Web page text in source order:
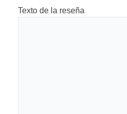
Texto de la reseña